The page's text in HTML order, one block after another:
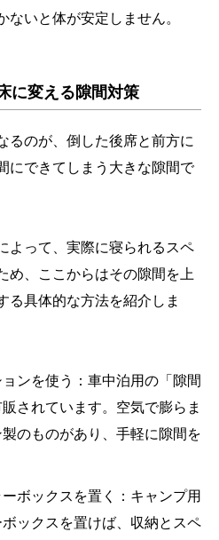
ないと体が安定しません。
に変える隙間対策
るのが、倒した後席と前方に
にできてしまう大きな隙間で
よって、実際に寝られるスペ
め、ここからはその隙間を上
る具体的な方法を紹介しま
ンを使う： 車中泊用の「隙間
されています。空気で膨らま
のものがあり、手軽に隙間を
ボックスを置く： キャンプ用
ックスを置けば、収納とスペ